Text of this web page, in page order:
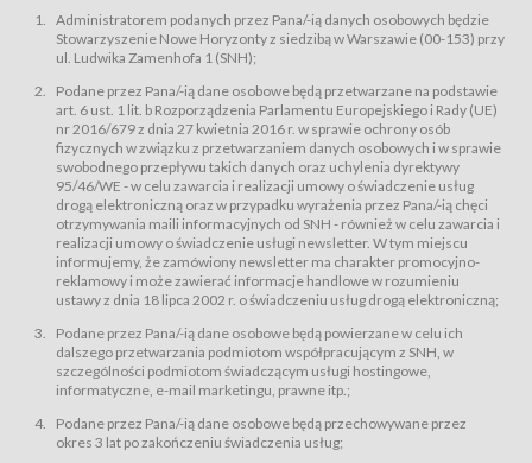
Bilety – wybrane dokumenty potwierdzające zawarcie umowy z
Usługodawcą i uprawniające do wzięcia udziału w Wydarzeniu,
przewidziane przez Usługodawcę dla danego Wydarzenia, tj. uprawniające
do uczestnictwa w wielu albo w pojedynczych seansach filmowych,
Sklep – sklep internetowy prowadzony przez Usługodawcę w Serwisie;
Regulamin – niniejszy regulamin.
§ 2
Postanowienia ogólne
Regulamin określa zasady:
świadczenia Usługobiorcom Usług przez Usługodawcę, z
zastrzeżeniem usług, o których mowa w ust. 2 pkt. 4 i 5 poniżej, których
zasady świadczenia precyzują odrębne regulaminy,
przetwarzania przez Usługodawcę danych osobowych Usługobiorców
będących osobami fizycznymi.
świadczy Usługi drogą elektroniczną w rozumieniu ustawy z dnia 18 lipca
2002 r. o świadczeniu usług drogą elektroniczną (Dz.U. z 2002 r., Nr 144, poz.
1204, z późń. zm.). Usługi świadczone są nieodpłatnie.
usługę przeglądania i odczytywania przez Usługobiorców materiałów
zamieszczanych w Serwisie,
usługę utrzymywania konta użytkownika w Serwisie,
usługę newsletter,
Administratorem podanych przez Pana/-ią danych osobowych będzie
Stowarzyszenie Nowe Horyzonty z siedzibą w Warszawie (00-153) przy
ul. Ludwika Zamenhofa 1 (SNH);
Podane przez Pana/-ią dane osobowe będą przetwarzane na podstawie
art. 6 ust. 1 lit. b Rozporządzenia Parlamentu Europejskiego i Rady (UE)
nr 2016/679 z dnia 27 kwietnia 2016 r. w sprawie ochrony osób
fizycznych w związku z przetwarzaniem danych osobowych i w sprawie
swobodnego przepływu takich danych oraz uchylenia dyrektywy
95/46/WE - w celu zawarcia i realizacji umowy o świadczenie usług
drogą elektroniczną oraz w przypadku wyrażenia przez Pana/-ią chęci
otrzymywania maili informacyjnych od SNH - również w celu zawarcia i
realizacji umowy o świadczenie usługi newsletter. W tym miejscu
informujemy, że zamówiony newsletter ma charakter promocyjno-
reklamowy i może zawierać informacje handlowe w rozumieniu
ustawy z dnia 18 lipca 2002 r. o świadczeniu usług drogą elektroniczną;
Podane przez Pana/-ią dane osobowe będą powierzane w celu ich
dalszego przetwarzania podmiotom współpracującym z SNH, w
szczególności podmiotom świadczącym usługi hostingowe,
informatyczne, e-mail marketingu, prawne itp.;
Podane przez Pana/-ią dane osobowe będą przechowywane przez
okres 3 lat po zakończeniu świadczenia usług;